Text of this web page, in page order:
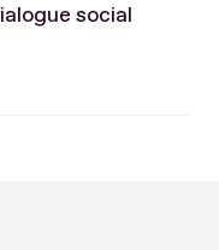
social